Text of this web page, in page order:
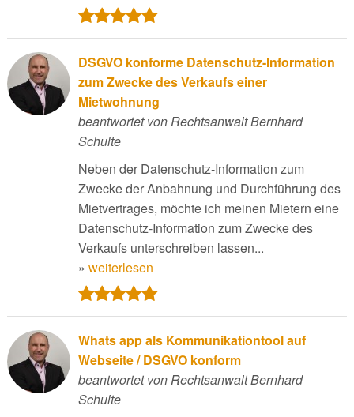
DSGVO konforme Datenschutz-Information
zum Zwecke des Verkaufs einer
Mietwohnung
beantwortet von Rechtsanwalt Bernhard
Schulte
Neben der Datenschutz-Information zum
Zwecke der Anbahnung und Durchführung des
Mietvertrages, möchte ich meinen Mietern eine
Datenschutz-Information zum Zwecke des
Verkaufs unterschreiben lassen...
» weiterlesen
Whats app als Kommunikationtool auf
Webseite / DSGVO konform
beantwortet von Rechtsanwalt Bernhard
Schulte